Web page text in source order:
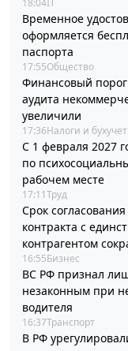
18:04IT
Временное
оформляется
паспорта
17:55Общество
Финансовый порог
аудита
увеличили
17:36Налоги и бухучет
С 1 февраля 2027
по
рабочем месте
17:11Труд
Срок
контракта с
контрагентом
16:55Бизнес
ВС РФ признал
незаконным при
водителя
16:37Транспорт
В РФ